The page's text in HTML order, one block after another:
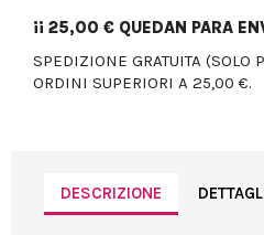
¡¡ 25,00 € QUEDAN PARA
SPEDIZIONE GRATUITA (SOLO
ORDINI SUPERIORI A 25,00 €.
DESCRIZIONE